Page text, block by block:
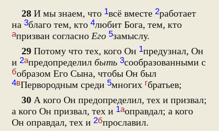
28 И мы знаем, что 1всё вместе 2работает
на 3благо тем, кто 4любит Бога, тем, кто
апризван согласно Его 5замыслу.
29 Потому что тех, кого Он 1предузнал, Он
и 2апредопределил быть 3сообразованными с
бобразом Его Сына, чтобы Он был
4вПервородным среди 5многих гбратьев;
30 А кого Он предопределил, тех и призвал;
а кого Он призвал, тех и 1аоправдал; а кого
Он оправдал, тех и 2бпрославил.